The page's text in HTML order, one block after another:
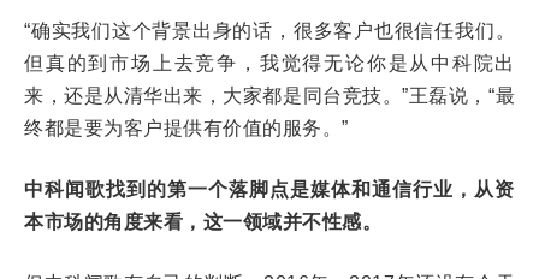
“确实我们这个背景出身的话，很多客户也很信任我们。
但真的到市场上去竞争，我觉得无论你是从中科院出
来，还是从清华出来，大家都是同台竞技。”王磊说，“最
终都是要为客户提供有价值的服务。”
中科闻歌找到的第一个落脚点是媒体和通信行业，从资
本市场的角度来看，这一领域并不性感。